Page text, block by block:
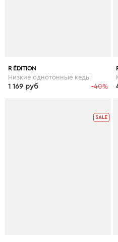
R ÉDITION
Низкие однотонные кеды
-40%
1 169 руб
SALE